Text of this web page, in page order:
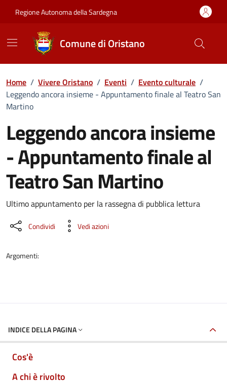
Regione Autonoma della Sardegna
Comune di Oristano
Home / Vivere Oristano / Eventi / Evento culturale /
Leggendo ancora insieme - Appuntamento finale al Teatro San
Martino
Leggendo ancora insieme
- Appuntamento finale al
Teatro San Martino
Dettaglio dell'evento
Ultimo appuntamento per la rassegna di pubblica lettura
Condividi Vedi azioni
Argomenti:
INDICE DELLA PAGINA
Cos'è
A chi è rivolto